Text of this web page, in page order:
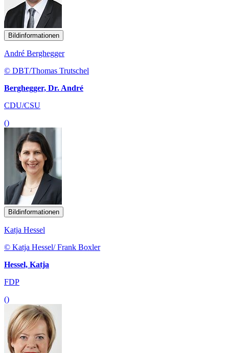
Bildinformationen
André Berghegger
© DBT/Thomas Trutschel
Berghegger, Dr. André
CDU/CSU
()
Bildinformationen
Katja Hessel
© Katja Hessel/ Frank Boxler
Hessel, Katja
FDP
()